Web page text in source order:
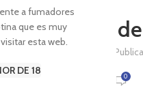
a fumadores
que es muy
esta web.
DE 18
antes
0